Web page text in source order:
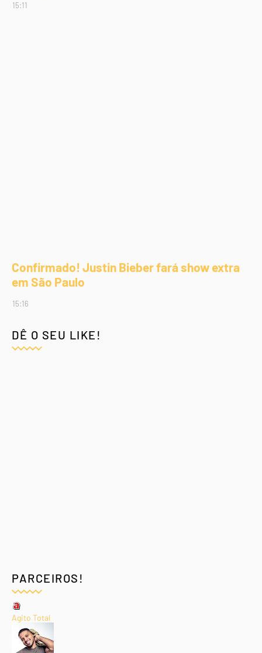
15:11
Confirmado! Justin Bieber fará show extra
em São Paulo
15:16
DÊ O SEU LIKE!
PARCEIROS!
Agito Total